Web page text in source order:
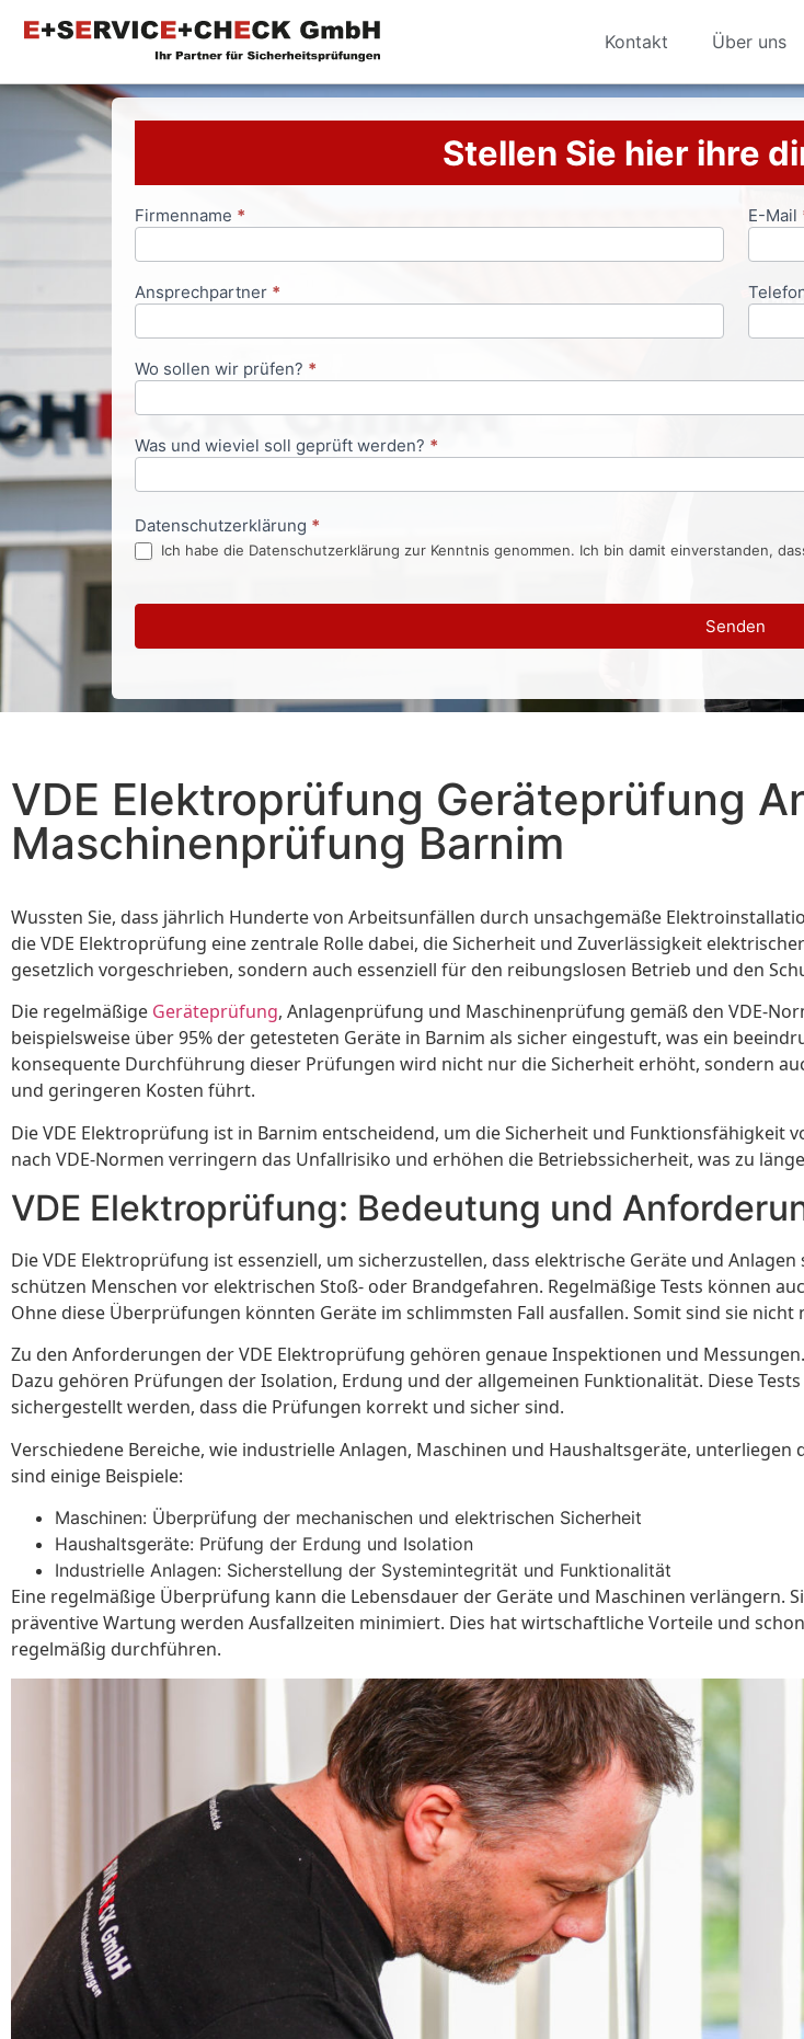
Kontakt Über uns
Stellen Sie hier ihre
Anfrageformular
Firmenname * E-Mail
Ansprechpartner *
Wo sollen wir prüfen? *
Was und wieviel soll geprüft werden? *
Datenschutzerklärung *
Ich habe die Datenschutzerklärung zur Kenntnis genommen. Ich bin damit einverstanden,
Senden
VDE Elektroprüfung Geräteprüfung
Maschinenprüfung Barnim
Wussten Sie, dass jährlich Hunderte von Arbeitsunfällen durch unsachgemäße
die VDE Elektroprüfung eine zentrale Rolle dabei, die Sicherheit und Zuverlässigkeit
gesetzlich vorgeschrieben, sondern auch essenziell für den reibungslosen Betrieb und den
Die regelmäßige Geräteprüfung, Anlagenprüfung und Maschinenprüfung gemäß den VDE-
beispielsweise über 95% der getesteten Geräte in Barnim als sicher eingestuft, was ein
konsequente Durchführung dieser Prüfungen wird nicht nur die Sicherheit erhöht, sondern
und geringeren Kosten führt.
Die VDE Elektroprüfung ist in Barnim entscheidend, um die Sicherheit und Funktionsfähigkeit
nach VDE-Normen verringern das Unfallrisiko und erhöhen die Betriebssicherheit, was zu
VDE Elektroprüfung: Bedeutung und
Die VDE Elektroprüfung ist essenziell, um sicherzustellen, dass elektrische Geräte und
schützen Menschen vor elektrischen Stoß- oder Brandgefahren. Regelmäßige Tests können
Ohne diese Überprüfungen könnten Geräte im schlimmsten Fall ausfallen. Somit sind sie
Zu den Anforderungen der VDE Elektroprüfung gehören genaue Inspektionen und
Dazu gehören Prüfungen der Isolation, Erdung und der allgemeinen Funktionalität. Diese
sichergestellt werden, dass die Prüfungen korrekt und sicher sind.
Verschiedene Bereiche, wie industrielle Anlagen, Maschinen und Haushaltsgeräte,
sind einige Beispiele:
Maschinen: Überprüfung der mechanischen und elektrischen Sicherheit
Haushaltsgeräte: Prüfung der Erdung und Isolation
Industrielle Anlagen: Sicherstellung der Systemintegrität und Funktionalität
Eine regelmäßige Überprüfung kann die Lebensdauer der Geräte und Maschinen verlängern.
präventive Wartung werden Ausfallzeiten minimiert. Dies hat wirtschaftliche Vorteile und
regelmäßig durchführen.